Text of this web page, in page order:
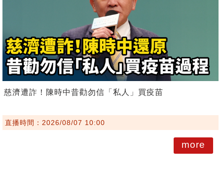
慈濟遭詐！陳時中昔勸勿信「私人」買疫苗
直播時間：2026/08/07 10:00
more